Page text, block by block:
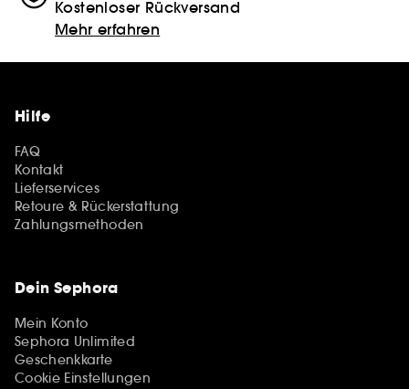
Kostenloser Rückversand
Mehr erfahren
Hilfe
FAQ
Kontakt
Lieferservices
Retoure & Rückerstattung
Zahlungsmethoden
Dein Sephora
Mein Konto
Sephora Unlimited
Geschenkkarte
Cookie Einstellungen